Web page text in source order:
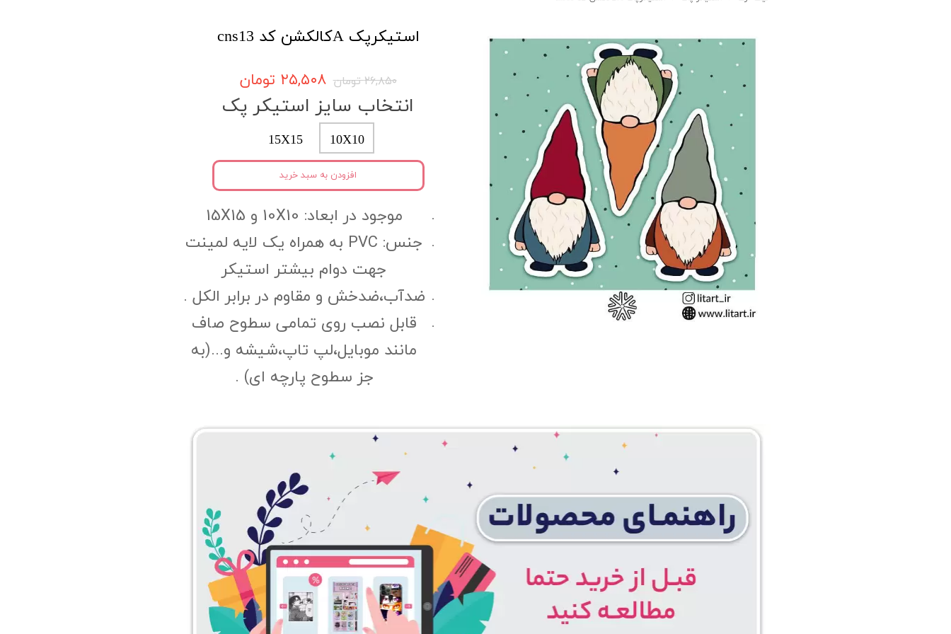
استیکرپک Aکالکشن کد cns13
۲۶,۸۵۰ تومان ۲۵,۵۰۸ تومان
موجود در ابعاد: 10X10 و 15X15
جنس: PVC به همراه یک لایه لمینت
جهت دوام بیشتر استیکر
ضدآب،ضدخش و مقاوم در برابر الکل .
قابل نصب روی تمامی سطوح صاف
مانند موبایل،لپ تاپ،شیشه و...(به
جز سطوح پارچه ای) .
انتخاب سایز استیکر پک
10X10
15X15
افزودن به سبد خرید